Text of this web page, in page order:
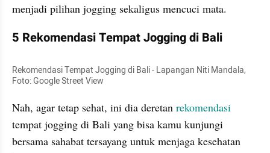
menjadi pilihan jogging sekaligus mencuci mata.
5 Rekomendasi Tempat Jogging di Bali
Rekomendasi Tempat Jogging di Bali - Lapangan Niti Mandala,
Foto: Google Street View
Nah, agar tetap sehat, ini dia deretan
tempat jogging di Bali yang bisa kamu kunjungi
bersama sahabat tersayang untuk menjaga kesehatan